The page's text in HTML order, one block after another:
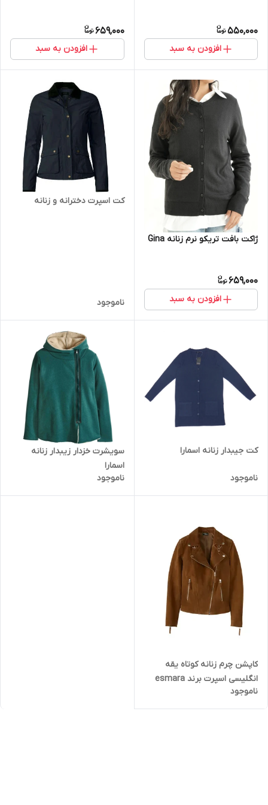
550,000
افزودن به سبد
659,000
افزودن به سبد
ژاکت بافت تریکو نرم زنانه Gina
659,000
افزودن به سبد
کت اسپرت دخترانه و زنانه
ناموجود
کت جیبدار زنانه اسمارا
ناموجود
سویشرت خزدار زیبدار زنانه
اسمارا
ناموجود
کاپشن چرم زنانه کوتاه یقه
انگلیسی اسپرت برند esmara
ناموجود